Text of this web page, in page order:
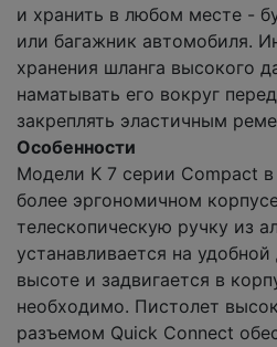
и хранить в любом месте -
или багажник автомобиля.
хранения шланга высокого
наматывать его вокруг
закреплять эластичным
Особенности
Модели K 7 серии Compact
более эргономичном
телескопическую ручку из
устанавливается на удобной
высоте и задвигается в
необходимо. Пистолет
разъемом Quick Connect